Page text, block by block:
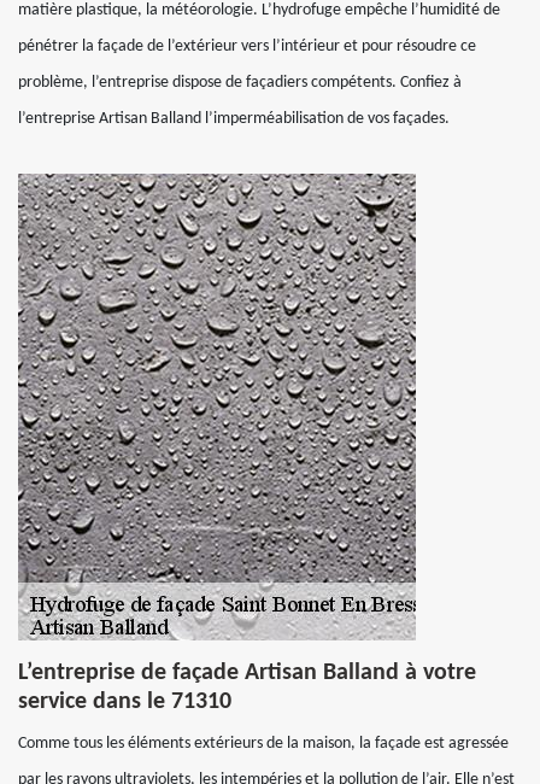
matière plastique, la météorologie. L’hydrofuge empêche l’humidité de
pénétrer la façade de l’extérieur vers l’intérieur et pour résoudre ce
problème, l’entreprise dispose de façadiers compétents. Confiez à
l’entreprise Artisan Balland l’imperméabilisation de vos façades.
L’entreprise de façade Artisan Balland à votre
service dans le 71310
Comme tous les éléments extérieurs de la maison, la façade est agressée
par les rayons ultraviolets, les intempéries et la pollution de l’air. Elle n’est